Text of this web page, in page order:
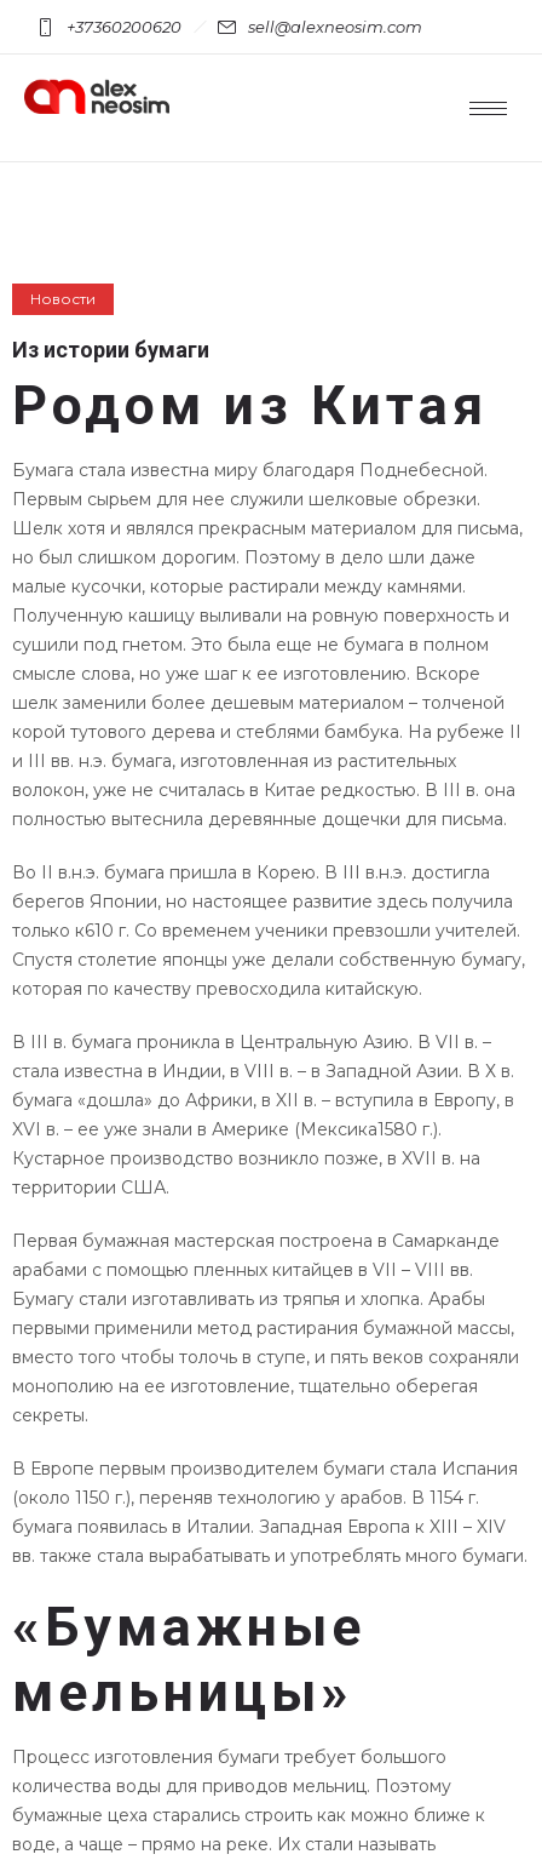
+37360200620 sell@alexneosim.com
Новости
Из истории бумаги
Родом из Китая
Бумага стала известна миру благодаря Поднебесной.
Первым сырьем для нее служили шелковые обрезки.
Шелк хотя и являлся прекрасным материалом для письма,
но был слишком дорогим. Поэтому в дело шли даже
малые кусочки, которые растирали между камнями.
Полученную кашицу выливали на ровную поверхность и
сушили под гнетом. Это была еще не бумага в полном
смысле слова, но уже шаг к ее изготовлению. Вскоре
шелк заменили более дешевым материалом – толченой
корой тутового дерева и стеблями бамбука. На рубеже II
и III вв. н.э. бумага, изготовленная из растительных
волокон, уже не считалась в Китае редкостью. В III в. она
полностью вытеснила деревянные дощечки для письма.
Во II в.н.э. бумага пришла в Корею. В III в.н.э. достигла
берегов Японии, но настоящее развитие здесь получила
только к610 г. Со временем ученики превзошли учителей.
Спустя столетие японцы уже делали собственную бумагу,
которая по качеству превосходила китайскую.
В III в. бумага проникла в Центральную Азию. В VII в. –
стала известна в Индии, в VIII в. – в Западной Азии. В Х в.
бумага «дошла» до Африки, в XII в. – вступила в Европу, в
XVI в. – ее уже знали в Америке (Мексика1580 г.).
Кустарное производство возникло позже, в XVII в. на
территории США.
Первая бумажная мастерская построена в Самарканде
арабами с помощью пленных китайцев в VII – VIII вв.
Бумагу стали изготавливать из тряпья и хлопка. Арабы
первыми применили метод растирания бумажной массы,
вместо того чтобы толочь в ступе, и пять веков сохраняли
монополию на ее изготовление, тщательно оберегая
секреты.
В Европе первым производителем бумаги стала Испания
(около 1150 г.), переняв технологию у арабов. В 1154 г.
бумага появилась в Италии. Западная Европа к XIII – XIV
вв. также стала вырабатывать и употреблять много бумаги.
«Бумажные
мельницы»
Процесс изготовления бумаги требует большого
количества воды для приводов мельниц. Поэтому
бумажные цеха старались строить как можно ближе к
воде, а чаще – прямо на реке. Их стали называть